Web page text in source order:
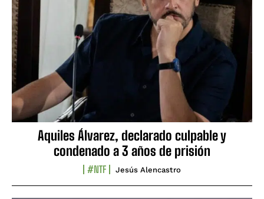
Aquiles Álvarez, declarado culpable y
condenado a 3 años de prisión
#NTF Jesús Alencastro